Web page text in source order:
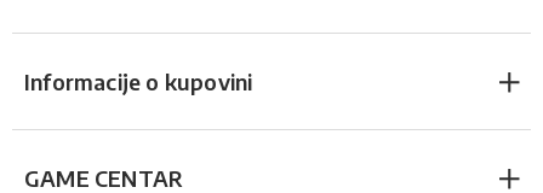
Informacije o kupovini
GAME CENTAR